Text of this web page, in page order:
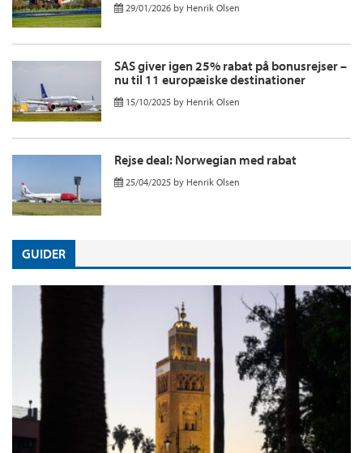
29/01/2026 by Henrik Olsen
SAS giver igen 25% rabat på bonusrejser –
nu til 11 europæiske destinationer
15/10/2025 by Henrik Olsen
Rejse deal: Norwegian med rabat
25/04/2025 by Henrik Olsen
GUIDER